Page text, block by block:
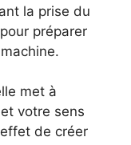
la prise du
préparer
met à
votre sens
de créer